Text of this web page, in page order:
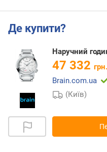
Де купити?
Наручний
47 332 грн.
Brain.com.ua
(Київ)